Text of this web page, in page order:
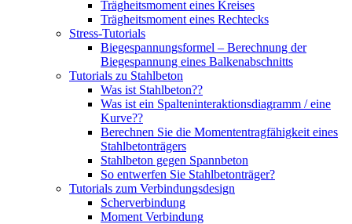
Trägheitsmoment eines Kreises
Trägheitsmoment eines Rechtecks
Stress-Tutorials
Biegespannungsformel – Berechnung der
Biegespannung eines Balkenabschnitts
Tutorials zu Stahlbeton
Was ist Stahlbeton??
Was ist ein Spalteninteraktionsdiagramm / eine
Kurve??
Berechnen Sie die Momententragfähigkeit eines
Stahlbetonträgers
Stahlbeton gegen Spannbeton
So entwerfen Sie Stahlbetonträger?
Tutorials zum Verbindungsdesign
Scherverbindung
Moment Verbindung